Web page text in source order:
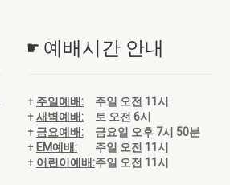
☛ 예배시간 안내
✝ 주일예배:
주일 오전 11시
✝새벽예배:
토 오전 6시
✝ 금요예배:
금요일 오후 7시 50분
✝ EM예배:
주일 오전 11시
✝ 어린이예배:주일 오전 11시